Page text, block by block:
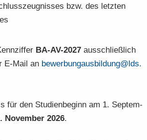
bzw. des letz­ten
BA-​AV-2027 aus­schließ­lich
E-​Mail an be­wer­bun­g­aus­bil­dung@lds.​
für den Stu­di­en­be­ginn am 1. Sep­tem­
No­vem­ber 2026.